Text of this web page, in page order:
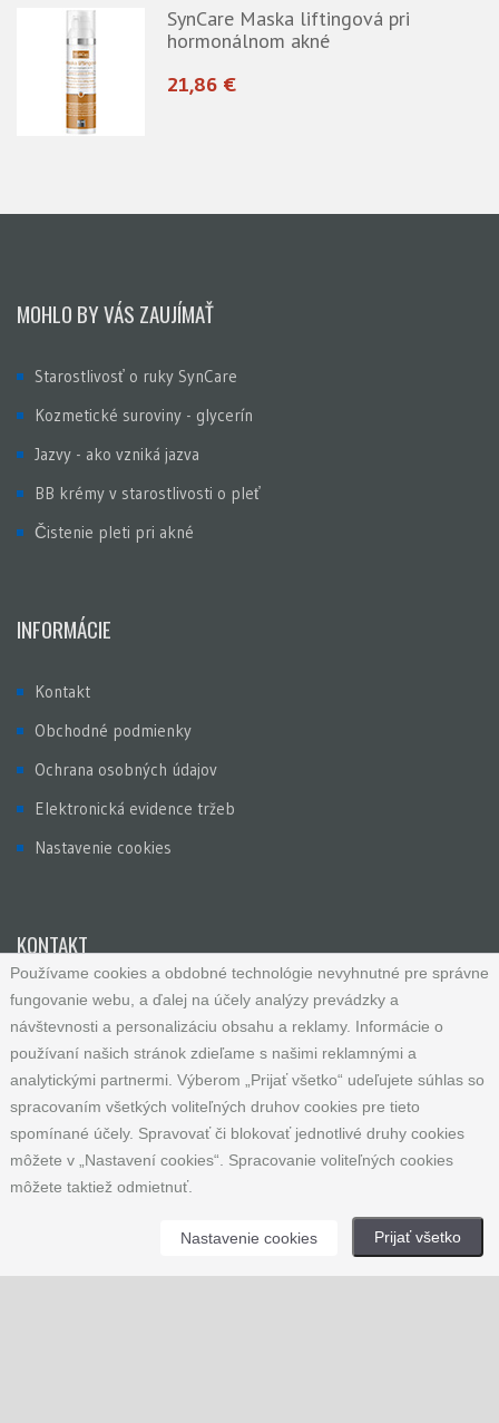
SynCare Maska liftingová pri
hormonálnom akné
21,86 €
MOHLO BY VÁS ZAUJÍMAŤ
Starostlivosť o ruky SynCare
Kozmetické suroviny - glycerín
Jazvy - ako vzniká jazva
BB krémy v starostlivosti o pleť
Čistenie pleti pri akné
INFORMÁCIE
Kontakt
Obchodné podmienky
Ochrana osobných údajov
Elektronická evidence tržeb
Nastavenie cookies
KONTAKT
SYNSHOP.SK
Andrea Haraštová
Malešovice 152
664 65 Malešovice
Česká republika
IČ: 65781741
info@synshop.sk
Používame cookies a obdobné technológie nevyhnutné pre správne
fungovanie webu, a ďalej na účely analýzy prevádzky a
návštevnosti a personalizáciu obsahu a reklamy. Informácie o
používaní našich stránok zdieľame s našimi reklamnými a
analytickými partnermi. Výberom „Prijať všetko“ udeľujete súhlas so
spracovaním všetkých voliteľných druhov cookies pre tieto
spomínané účely. Spravovať či blokovať jednotlivé druhy cookies
môžete v „Nastavení cookies“. Spracovanie voliteľných cookies
môžete taktiež odmietnuť.
Prijať všetko
Nastavenie cookies